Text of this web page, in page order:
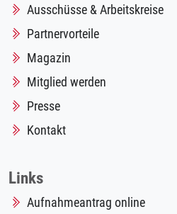
Ausschüsse & Arbeitskreise
Partnervorteile
Magazin
Mitglied werden
Presse
Kontakt
Links
Aufnahmeantrag online